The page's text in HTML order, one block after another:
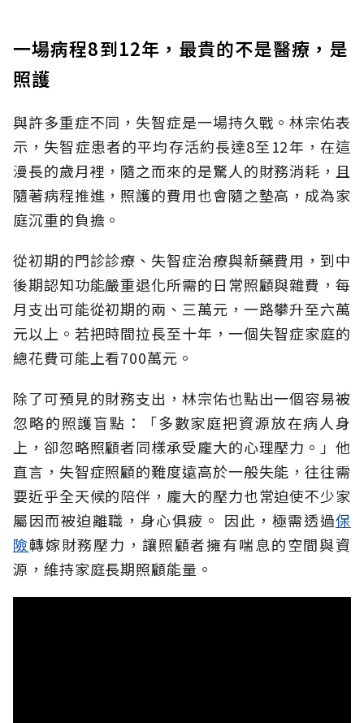
一場病程8到12年，最貴的不是醫療，是
照護
與許多重症不同，失智症是一場持久戰。林宗佑表
示，失智症患者的平均存活約長達8至12年，在這
漫長的歲月裡，隨之而來的是驚人的財務消耗，且
隨著病程推進，照護的費用也會隨之墊高，成為家
庭沉重的負擔。
從初期的門診診療、失智症治療與新藥費用，到中
後期認知功能嚴重退化所需的日常照顧與雜費，每
月支出可能從初期的兩、三萬元，一路攀升至六萬
元以上。若把時間拉長至十年，一個失智症家庭的
總花費可能上看700萬元。
除了可預見的財務支出，林宗佑也點出一個容易被
忽略的照護盲點：「多數家庭把資源放在病人身
上，卻忽略照顧者同樣承受龐大的心理壓力。」他
直言，失智症照顧的難度遠高於一般失能，往往需
要近乎全天候的陪伴，龐大的壓力也常迫使不少家
屬因而被迫離職，身心俱疲。 因此，極需透過保
險轉嫁財務壓力，讓照顧者擁有喘息的空間與資
源，維持家庭長期照顧能量。